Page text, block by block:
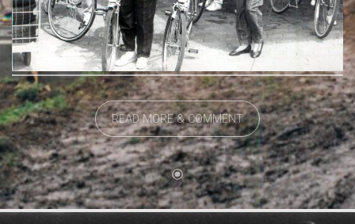
READ MORE & COMMENT